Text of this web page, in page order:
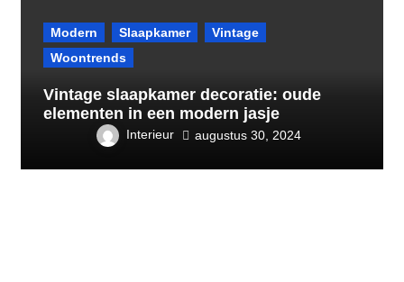
Modern Slaapkamer
Vintage
Woontrends
Vintage slaapkamer decoratie: oude
elementen in een modern jasje
Interieur augustus 30, 2024